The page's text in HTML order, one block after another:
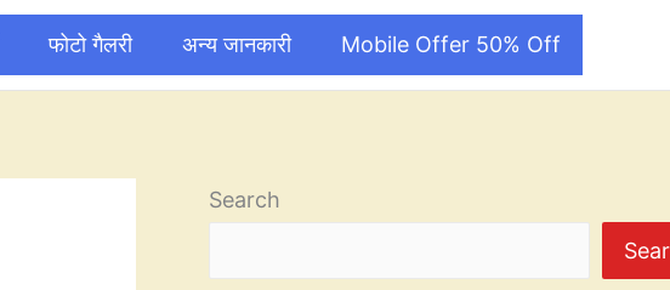
फोटो गैलरी अन्य जानकारी Mobile Offer 50% Off
Search